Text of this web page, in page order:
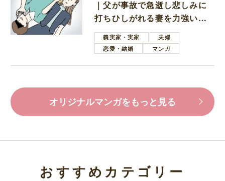
｜父が事故で急逝し悲しみに
打ちひしがれる妻を力強い言
葉で励ます夫
義実家・実家
夫婦
恋愛・結婚
マンガ
オリジナルマンガをもっと見る
おすすめカテゴリー